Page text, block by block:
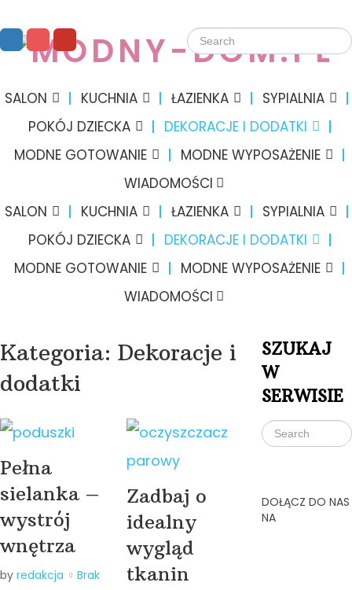
SALON KUCHNIA ŁAZIENKA
SYPIALNIA
POKÓJ DZIECKA
DEKORACJE I DODATKI
MODNE GOTOWANIE
MODNE WYPOSAŻENIE
WIADOMOŚCI
SALON
KUCHNIA ŁAZIENKA
SYPIALNIA
POKÓJ DZIECKA
DEKORACJE I DODATKI
MODNE GOTOWANIE
MODNE WYPOSAŻENIE
WIADOMOŚCI
Kategoria: Dekoracje i
dodatki
Pełna
sielanka –
wystrój
wnętrza
by redakcja
Brak
Zadbaj o
idealny
wygląd
tkanin
SZUKAJ
W
SERWISIE
DOŁĄCZ DO NAS
NA